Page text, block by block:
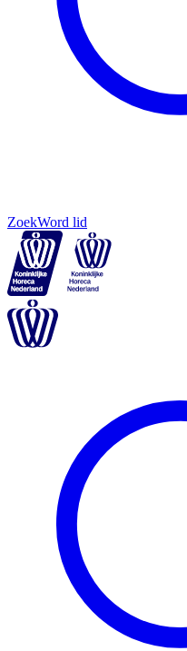
ZoekWord lid